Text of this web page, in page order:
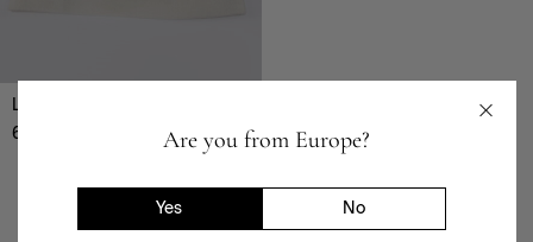
Are you from Europe?
Yes No
Шапка-31205
699